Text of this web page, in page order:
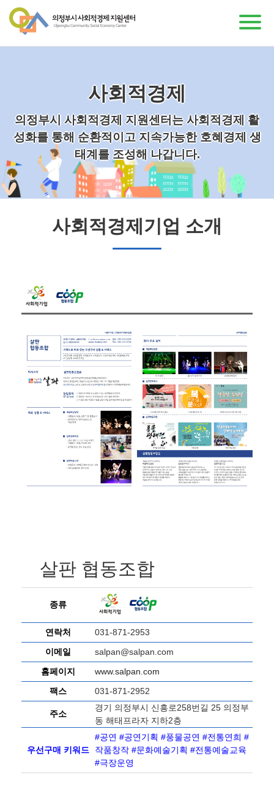
사회적경제
의정부시 사회적경제 지원센터는 사회적경제 활
성화를 통해 순환적이고 지속가능한 호혜경제 생
태계를 조성해 나갑니다.
사회적경제기업 소개
살판 협동조합
종류
연락처
031-871-2953
이메일
salpan@salpan.com
홈페이지
www.salpan.com
팩스
031-871-2952
주소
경기 의정부시 신흥로258번길 25 의정부
동 해태프라자 지하2층
우선구매 키워드
#공연 #공연기획 #풍물공연 #전통연희 #
작품창작 #문화예술기획 #전통예술교육
#극장운영